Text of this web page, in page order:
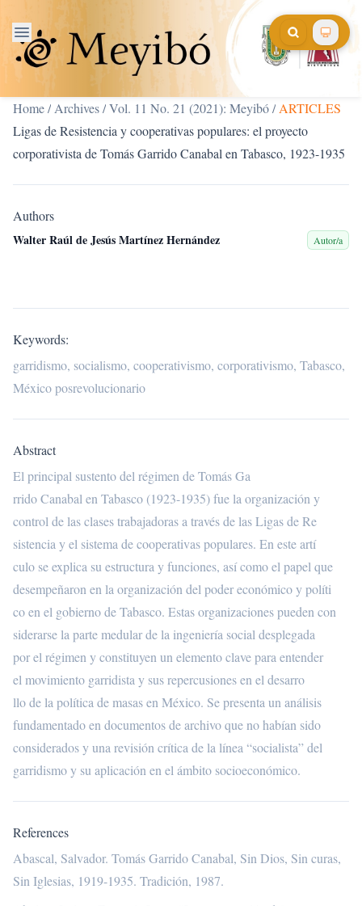
Home/ Archives/Vol. 11 No. 21 (2021): Meyibó/ ARTICLES
Ligas de Resistencia y cooperativas populares: el proyecto
corporativista de Tomás Garrido Canabal en Tabasco, 1923-1935
Authors
Walter Raúl de Jesús Martínez Hernández
Autor/a
Keywords:
garridismo, socialismo, cooperativismo, corporativismo, Tabasco,
México posrevolucionario
Abstract
El principal sustento del régimen de Tomás Ga
rrido Canabal en Tabasco (1923-1935) fue la organización y
control de las clases trabajadoras a través de las Ligas de Re
sistencia y el sistema de cooperativas populares. En este artí
culo se explica su estructura y funciones, así como el papel que
desempeñaron en la organización del poder económico y políti
co en el gobierno de Tabasco. Estas organizaciones pueden con
siderarse la parte medular de la ingeniería social desplegada
por el régimen y constituyen un elemento clave para entender
el movimiento garridista y sus repercusiones en el desarro
llo de la política de masas en México. Se presenta un análisis
fundamentado en documentos de archivo que no habían sido
considerados y una revisión crítica de la línea “socialista” del
garridismo y su aplicación en el ámbito socioeconómico.
References
Abascal, Salvador. Tomás Garrido Canabal, Sin Dios, Sin curas,
Sin Iglesias, 1919-1935. Tradición, 1987.